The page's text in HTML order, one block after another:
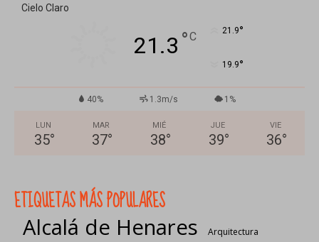
Cielo Claro
21.3 °C 21.9°
19.9°
40% 1.3m/s 1%
LUN
35°
MAR
37°
MIÉ
38°
JUE
39°
VIE
36°
ETIQUETAS MÁS POPULARES
Alcalá de Henares
Arquitectura